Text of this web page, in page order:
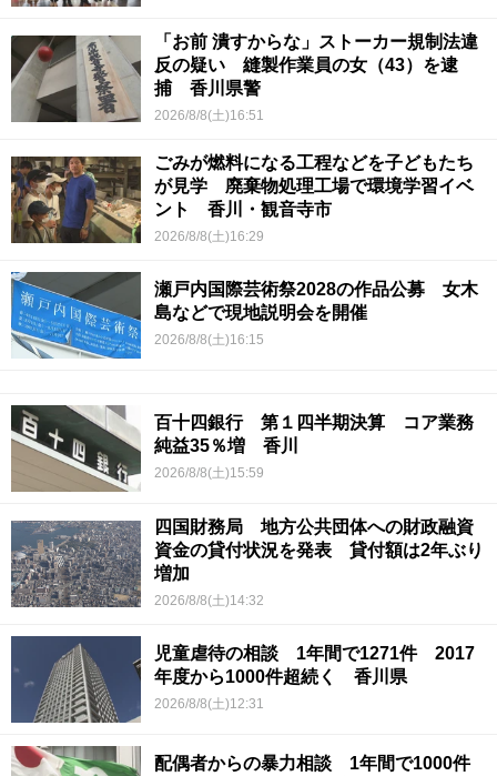
「お前 潰すからな」ストーカー規制法違
反の疑い 縫製作業員の女（43）を逮
捕 香川県警
2026/8/8(土)16:51
ごみが燃料になる工程などを子どもたち
が見学 廃棄物処理工場で環境学習イベ
ント 香川・観音寺市
2026/8/8(土)16:29
瀬戸内国際芸術祭2028の作品公募 女木
島などで現地説明会を開催
2026/8/8(土)16:15
百十四銀行 第１四半期決算 コア業務
純益35％増 香川
2026/8/8(土)15:59
四国財務局 地方公共団体への財政融資
資金の貸付状況を発表 貸付額は2年ぶり
増加
2026/8/8(土)14:32
児童虐待の相談 1年間で1271件 2017
年度から1000件超続く 香川県
2026/8/8(土)12:31
配偶者からの暴力相談 1年間で1000件